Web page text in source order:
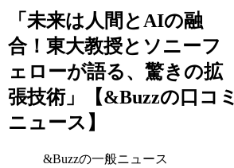
「未来は人間とAIの融
合！東大教授とソニーフ
ェローが語る、驚きの拡
張技術」【&Buzzの口コミ
ニュース】
&Buzzの一般ニュース